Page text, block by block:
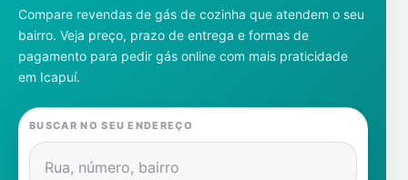
Notícias
Cadastre-se
Gás
Contatos
Compare revendas de gás de cozinha que atendem o seu
bairro. Veja preço, prazo de entrega e formas de
pagamento para pedir gás online com mais praticidade
em Icapuí.
BUSCAR NO SEU ENDEREÇO
Rua, número, bairro